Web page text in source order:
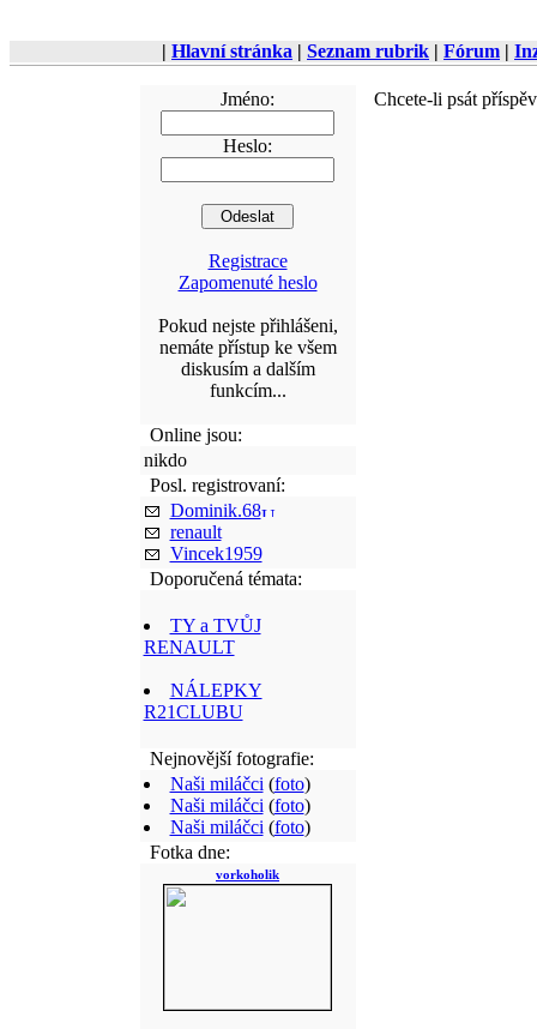
| Hlavní stránka | Seznam rubrik | Fórum |
Jméno:
Heslo:
Registrace
Zapomenuté heslo
Pokud nejste přihlášeni,
nemáte přístup ke všem
diskusím a dalším
funkcím...
Online jsou:
nikdo
Posl. registrovaní:
Dominik.68
renault
Vincek1959
Doporučená témata:
TY a TVŮJ
RENAULT
NÁLEPKY
R21CLUBU
Nejnovější fotografie:
Naši miláčci (foto)
Naši miláčci (foto)
Naši miláčci (foto)
Fotka dne:
vorkoholik
Chcete-li psát